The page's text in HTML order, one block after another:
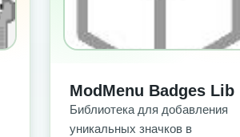
ModMenu Badges Lib
Библиотека для добавления
уникальных значков в